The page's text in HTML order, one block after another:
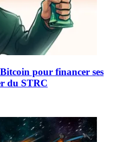
pour financer ses
du STRC